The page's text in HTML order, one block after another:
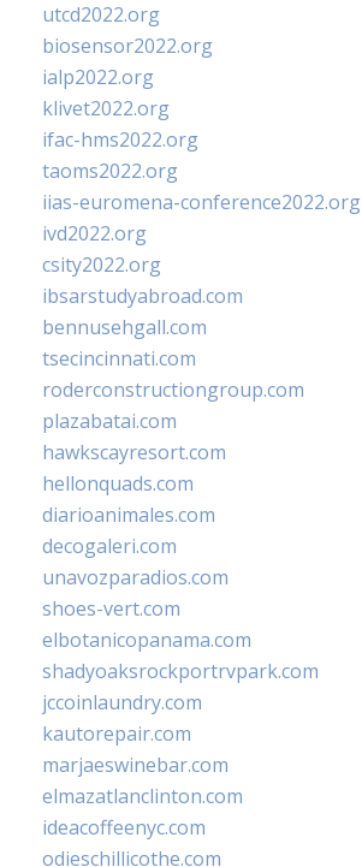
utcd2022.org
biosensor2022.org
ialp2022.org
klivet2022.org
ifac-hms2022.org
taoms2022.org
iias-euromena-conference2022.org
ivd2022.org
csity2022.org
ibsarstudyabroad.com
bennusehgall.com
tsecincinnati.com
roderconstructiongroup.com
plazabatai.com
hawkscayresort.com
hellonquads.com
diarioanimales.com
decogaleri.com
unavozparadios.com
shoes-vert.com
elbotanicopanama.com
shadyoaksrockportrvpark.com
jccoinlaundry.com
kautorepair.com
marjaeswinebar.com
elmazatlanclinton.com
ideacoffeenyc.com
odieschillicothe.com